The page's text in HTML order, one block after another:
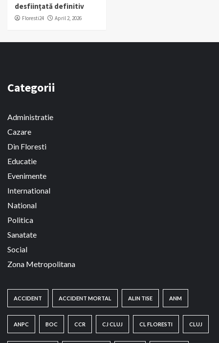
desființată definitiv
Floresti24 April 2, 2026
Categorii
Administratie
Cazare
Din Floresti
Educatie
Evenimente
International
National
Politica
Sanatate
Social
Zona Metropolitana
ACCIDENT ACCIDENT MORTAL ALIN TISE ANM
ANPC BOC CCR CJ CLUJ CL FLORESTI CLUJ